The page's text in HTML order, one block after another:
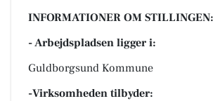
INFORMATIONER OM STILLINGEN:
- Arbejdspladsen ligger i:
Guldborgsund Kommune
-Virksomheden tilbyder: